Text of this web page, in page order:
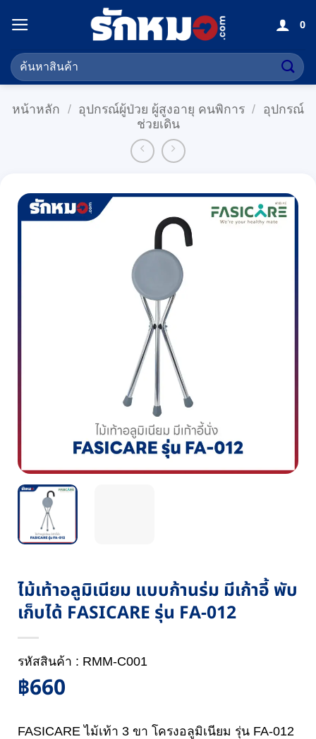
ไป
เนื้อหา
0
ค้นหา:
หน้าหลัก / อุปกรณ์ผู้ป่วย ผู้สูงอายุ คนพิการ / อุปกรณ์
ช่วยเดิน
ไม้เท้าอลูมิเนียม แบบก้านร่ม มีเก้าอี้ พับ
เก็บได้ FASICARE รุ่น FA-012
รหัสสินค้า : RMM-C001
฿660
FASICARE ไม้เท้า 3 ขา โครงอลูมิเนียม รุ่น FA-012